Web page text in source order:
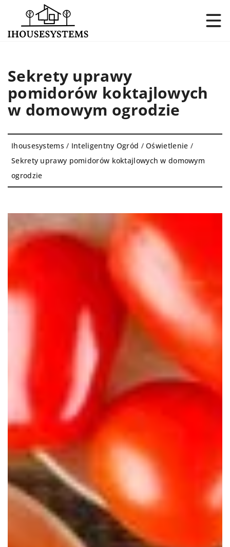
Sekrety uprawy
pomidorów koktajlowych
w domowym ogrodzie
Ihousesystems / Inteligentny Ogród /Oświetlenie /
Sekrety uprawy pomidorów koktajlowych w domowym
ogrodzie